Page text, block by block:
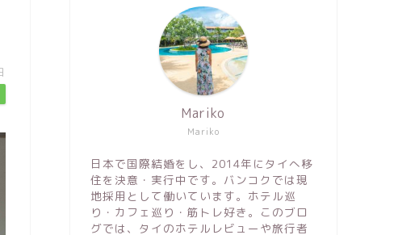
Mariko
Mariko
日本で国際結婚をし、2014年にタイへ移
住を決意・実行中です。バンコクでは現
地採用として働いています。ホテル巡
り・カフェ巡り・筋トレ好き。このブロ
グでは、タイのホテルレビューや旅行者